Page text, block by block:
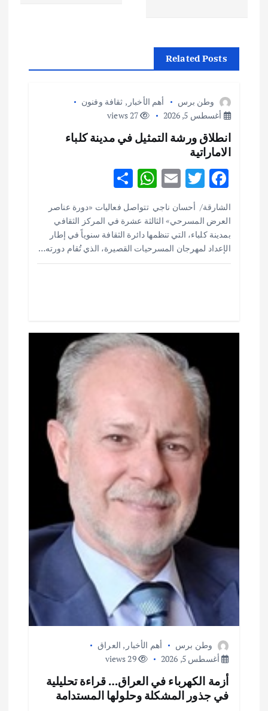
ت
Related Posts
وطن برس أهم الأخبار , ثقافة وفنون
أغسطس 5, 2026
27 views
انطلاق ورشة التمثيل في مدينة كلباء
الاماراتية
F
ac
e
b
o
T
w
it
te
r
E
ai
l
W
h
at
s
A
h
ar
e
الشارقة/ أحسان ناجي تتواصل فعاليات «دورة عناصر
العرض المسرحي» الثالثة عشرة في المركز الثقافي
بمدينة كلباء، التي تنظمها دائرة الثقافة سنوياً في إطار
الإعداد لمهرجان المسرحيات القصيرة، الذي تُقام دورته…
وطن برس أهم الأخبار , العراق
أغسطس 5, 2026
29 views
أزمة الكهرباء في العراق… قراءة تحليلية
في جذور المشكلة وحلولها المستدامة